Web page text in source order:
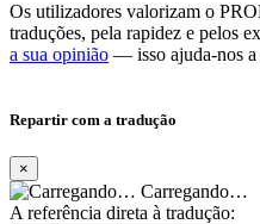
Os utilizadores valorizam o
traduções, pela rapidez e pelos
a sua opinião — isso ajuda-nos a
Repartir com a tradução
×
Carregando…
A referência direta à tradução: